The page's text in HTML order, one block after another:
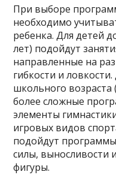
При выборе
необходимо
ребенка. Для детей
лет) подойдут
направленные на
гибкости и
школьного
более сложные
элементы
игровых видов
подойдут
силы, выносливости
фигуры.